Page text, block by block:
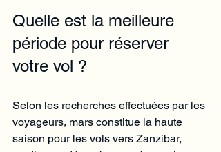
Quelle est la meilleure
période pour réserver
votre vol ?
Selon les recherches effectuées par les
voyageurs, mars constitue la haute
saison pour les vols vers Zanzibar,